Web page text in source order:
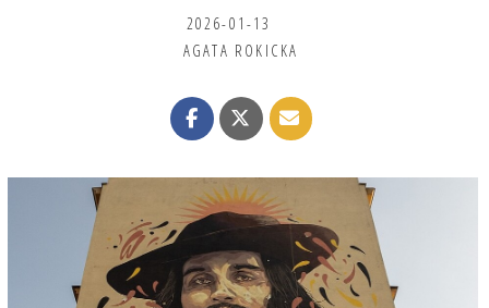
2026-01-13
AGATA ROKICKA